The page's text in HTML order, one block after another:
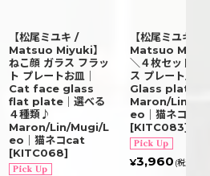
【松尾ミユキ /
Matsuo Miyuki】
ねこ顔 ガラス フラッ
ト プレートお皿｜
Cat face glass
flat plate｜選べる
４種類♪
Maron/Lin/Mugi/L
eo｜猫ネコcat
[KITC068]
【松尾ミユキ /
Matsuo
＼４枚セット／
ス プレート皿 S
Glass plate S
Maron/Lin/
eo｜猫ネコcat
[KITC083]
¥3,960 (税込)